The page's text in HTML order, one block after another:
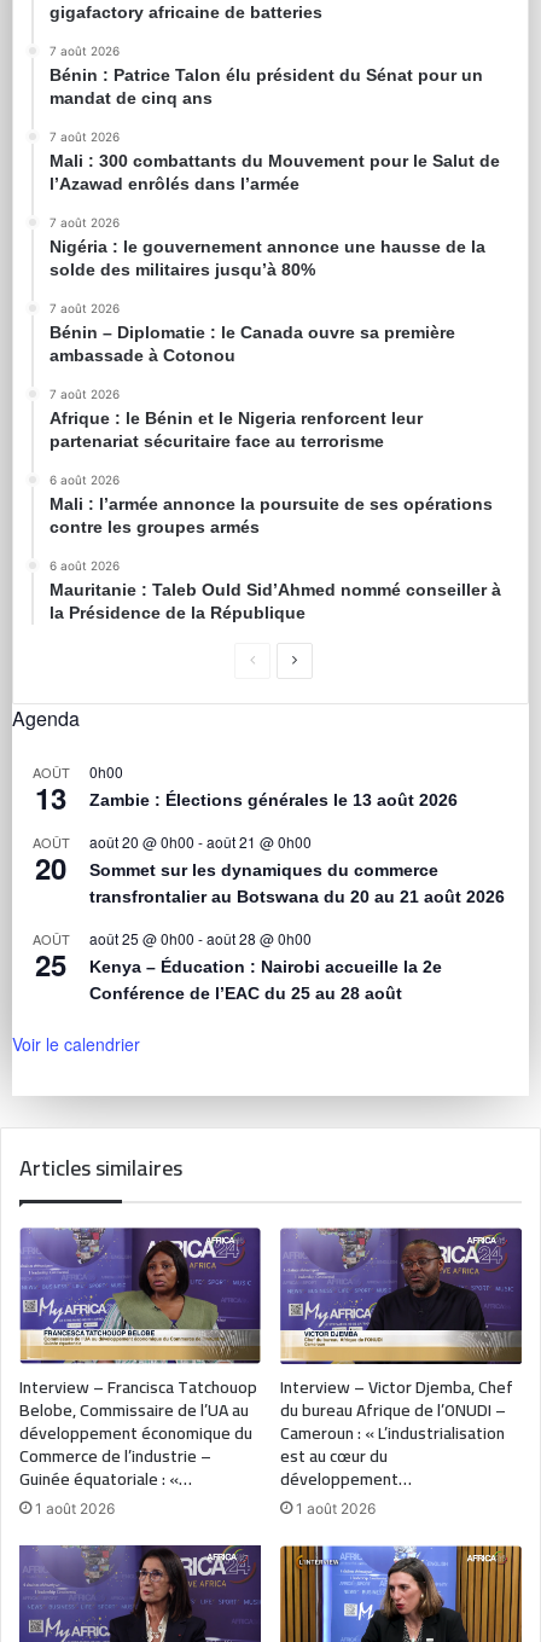
gigafactory africaine de batteries
7 août 2026
Bénin : Patrice Talon élu président du Sénat pour un
mandat de cinq ans
7 août 2026
Mali : 300 combattants du Mouvement pour le Salut de
l’Azawad enrôlés dans l’armée
7 août 2026
Nigéria : le gouvernement annonce une hausse de la
solde des militaires jusqu’à 80%
7 août 2026
Bénin – Diplomatie : le Canada ouvre sa première
ambassade à Cotonou
7 août 2026
Afrique : le Bénin et le Nigeria renforcent leur
partenariat sécuritaire face au terrorisme
6 août 2026
Mali : l’armée annonce la poursuite de ses opérations
contre les groupes armés
6 août 2026
Mauritanie : Taleb Ould Sid’Ahmed nommé conseiller à
la Présidence de la République
Agenda
AOÛT
13
0h00
Zambie : Élections générales le 13 août 2026
AOÛT
20
août 20 @ 0h00 -août 21 @ 0h00
Sommet sur les dynamiques du commerce
transfrontalier au Botswana du 20 au 21 août 2026
AOÛT
25
août 25 @ 0h00 -août 28 @ 0h00
Kenya – Éducation : Nairobi accueille la 2e
Conférence de l’EAC du 25 au 28 août
Voir le calendrier
Articles similaires
Interview – Francisca Tatchouop
Belobe, Commissaire de l’UA au
développement économique du
Commerce de l’industrie –
Guinée équatoriale : «…
1 août 2026
Interview – Victor Djemba, Chef
du bureau Afrique de l’ONUDI –
Cameroun : « L’industrialisation
est au cœur du
développement…
1 août 2026